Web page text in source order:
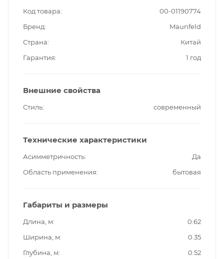
Код товара
00-01190774
Бренд
Maunfeld
Страна
Китай
Гарантия
1 год
Внешние свойства
Стиль современный
Технические характеристики
Асимметричность
Да
Область применения
бытовая
Габариты и размеры
Длина, м
0.62
Ширина, м
0.35
Глубина, м
0.52